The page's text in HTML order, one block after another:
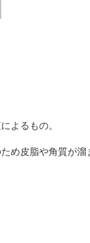
によるもの。
め皮脂や角質が溜